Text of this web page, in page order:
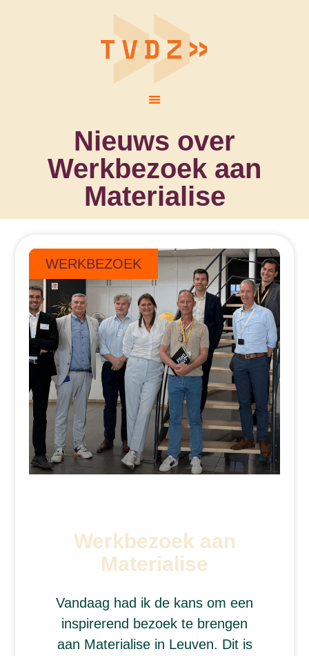
Nieuws over
Werkbezoek aan
Materialise
WERKBEZOEK
Werkbezoek aan
Materialise
Vandaag had ik de kans om een
inspirerend bezoek te brengen
aan Materialise in Leuven. Dit is